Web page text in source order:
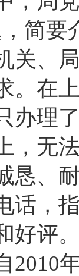
简
关、
。在
办理
，无
恳、
话，
好评
年